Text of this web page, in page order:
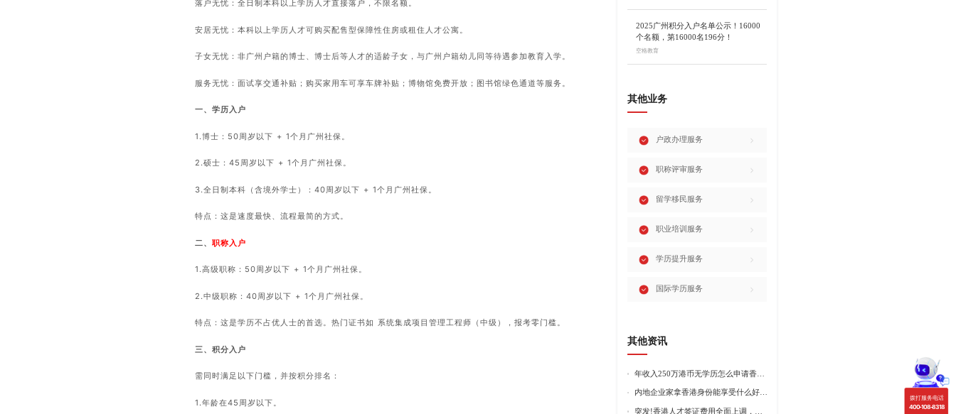
拨打服务电话
400-108-8318
落户无忧：全日制本科以上学历人才直接落户，不限名额。
安居无忧：本科以上学历人才可购买配售型保障性住房或租住人才公寓。
子女无忧：非广州户籍的博士、博士后等人才的适龄子女，与广州户籍幼儿同等待遇参加教育入学。
服务无忧：面试享交通补贴；购买家用车可享车牌补贴；博物馆免费开放；图书馆绿色通道等服务。
一、学历入户
1.博士：50周岁以下 + 1个月广州社保。
2.硕士：45周岁以下 + 1个月广州社保。
3.全日制本科（含境外学士）：40周岁以下 + 1个月广州社保。
特点：这是速度最快、流程最简的方式。
二、职称入户
1.高级职称：50周岁以下 + 1个月广州社保。
2.中级职称：40周岁以下 + 1个月广州社保。
特点：这是学历不占优人士的首选。热门证书如 系统集成项目管理工程师（中级），报考零门槛。
三、积分入户
需同时满足以下门槛，并按积分排名：
1.年龄在45周岁以下。
2025广州积分入户名单公示！16000
个名额，第16000名196分！
空格教育
其他业务
户政办理服务
职称评审服务
留学移民服务
职业培训服务
学历提升服务
国际学历服务
其他资讯
内地企业家拿香港身份能享受什么好处?哪种申请途径更适合企业家?